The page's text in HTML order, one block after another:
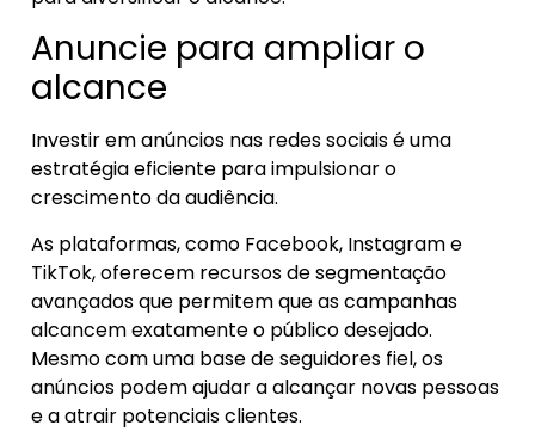
Anuncie para ampliar o
alcance
Investir em anúncios nas redes sociais é uma
estratégia eficiente para impulsionar o
crescimento da audiência.
As plataformas, como Facebook, Instagram e
TikTok, oferecem recursos de segmentação
avançados que permitem que as campanhas
alcancem exatamente o público desejado.
Mesmo com uma base de seguidores fiel, os
anúncios podem ajudar a alcançar novas pessoas
e a atrair potenciais clientes.